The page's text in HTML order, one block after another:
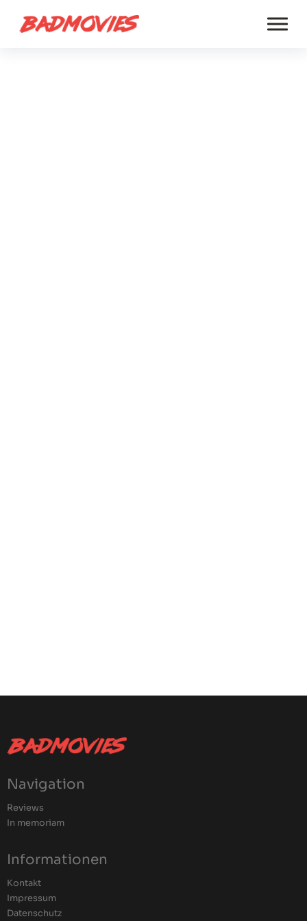
Navigation
Reviews
In memoriam
Informationen
Kontakt
Impressum
Datenschutz